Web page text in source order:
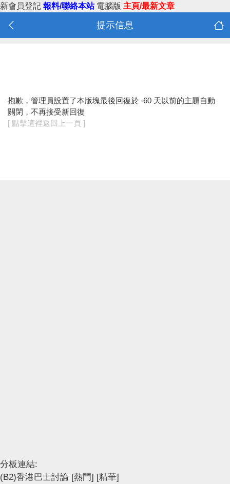
新會員登記 報料/聯絡本站 電腦版 主頁/最新文章
提示信息
抱歉，管理員設置了本版塊最後回復於 -60 天以前的主題自動
關閉，不再接受新回復
[ 點擊這裡返回上一頁 ]
分板連結:
(B2)香港巴士討論 [熱門] [精華]